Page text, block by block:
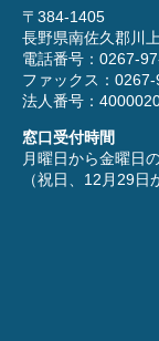
〒384-1405
長野県南佐久郡川
電話番号：0267-
ファックス：
法人番号：
窓口受付時間
月曜日から金曜日
（祝日、12月29日